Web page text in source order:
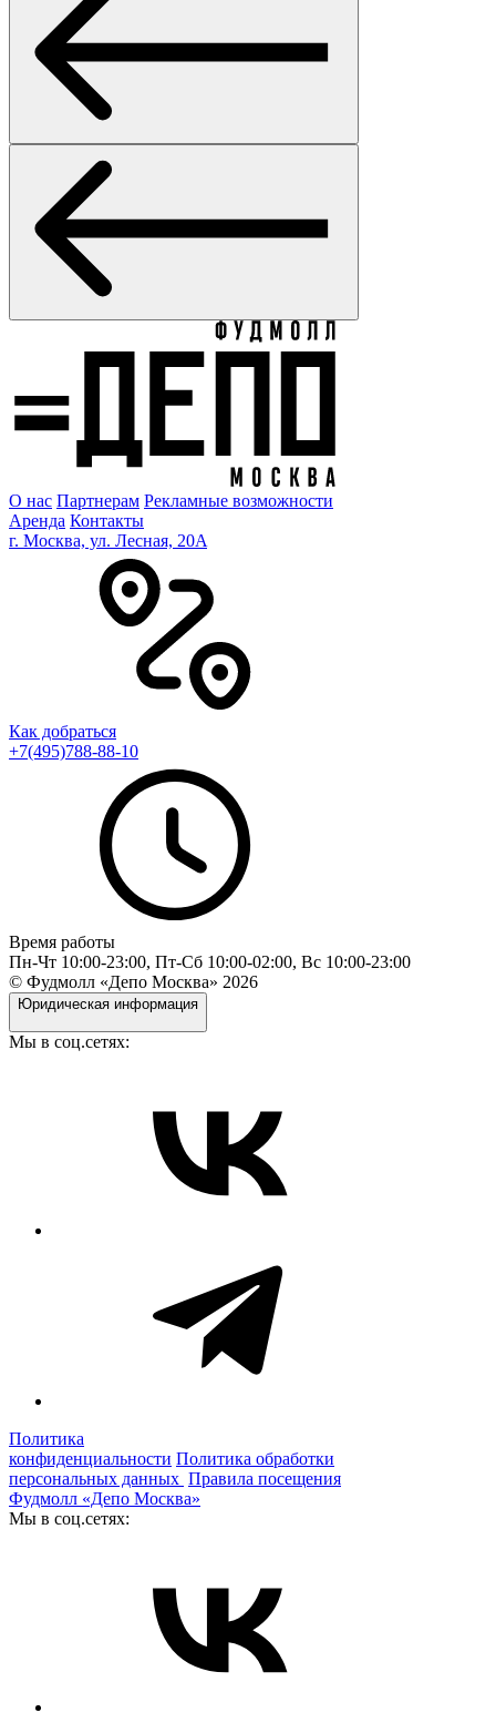
О нас Партнерам Рекламные возможности
Аренда Контакты
г. Москва, ул. Лесная, 20A
Как добраться
+7(495)788-88-10
Время работы
Пн-Чт 10:00-23:00, Пт-Сб 10:00-02:00, Вс 10:00-23:00
© Фудмолл «Депо Москва» 2026
Юридическая информация
Мы в соц.сетях:
Политика
конфиденциальности Политика обработки
персональных данных Правила посещения
Фудмолл «Депо Москва»
Мы в соц.сетях: